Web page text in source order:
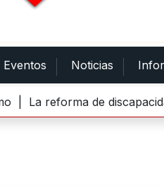
Eventos Noticias
reforma de discapacidad y